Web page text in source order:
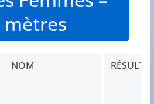
mètres
NOM